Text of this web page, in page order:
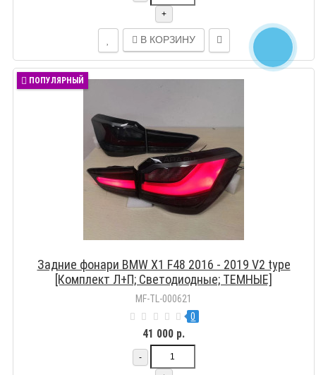
+
В КОРЗИНУ
ПОПУЛЯРНЫЙ
Задние фонари BMW X1 F48 2016 - 2019 V2 type
[Комплект Л+П; Светодиодные; ТЕМНЫЕ]
MF-TL-000621
0
41 000 р.
-